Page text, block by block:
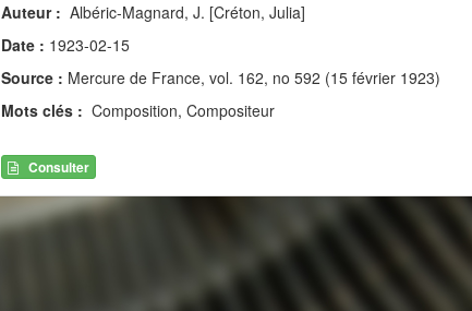
Auteur : Albéric-Magnard, J. [Créton, Julia]
Date : 1923-02-15
Source : Mercure de France, vol. 162, no 592 (15 février 1923)
Mots clés : Composition, Compositeur
Consulter